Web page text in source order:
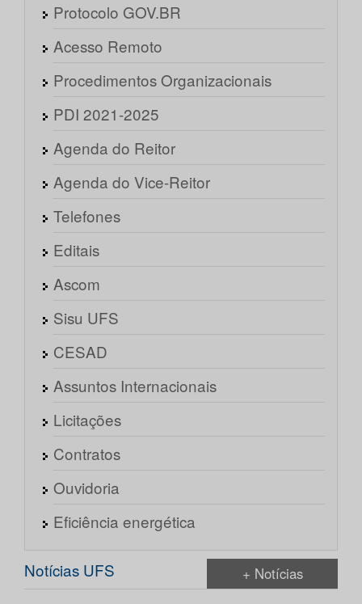
Protocolo GOV.BR
Acesso Remoto
Procedimentos Organizacionais
PDI 2021-2025
Agenda do Reitor
Agenda do Vice-Reitor
Telefones
Editais
Ascom
Sisu UFS
CESAD
Assuntos Internacionais
Licitações
Contratos
Ouvidoria
Eficiência energética
Notícias UFS + Notícias